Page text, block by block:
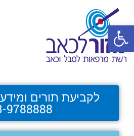
לקביעת תורים ומידע
9788888
פתח סרגל נגישות